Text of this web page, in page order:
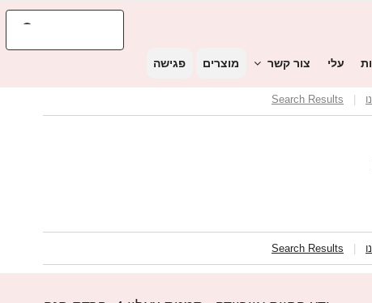
עלי צור קשר מוצרים פגישה
Search Results
|
Search Results